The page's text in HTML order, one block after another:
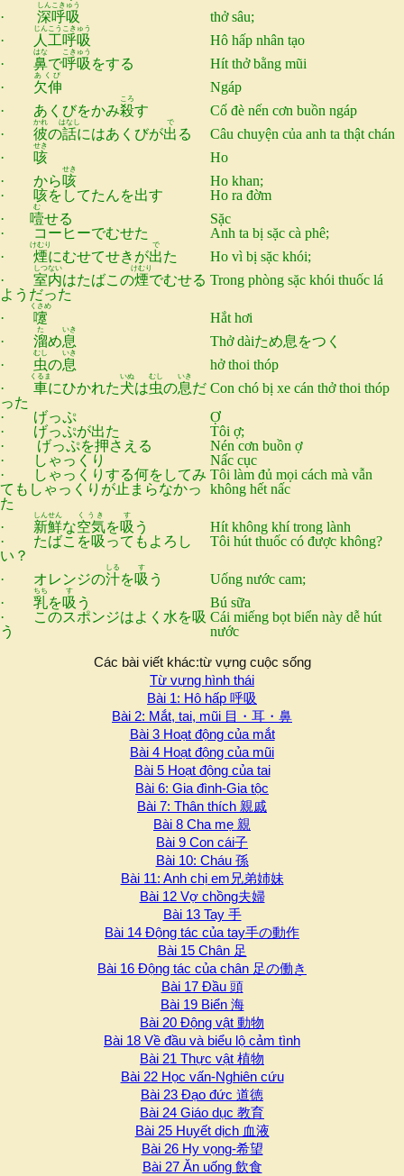
· 深呼吸
しんこきゅう
thở sâu;
·
人工呼吸
じんこうこきゅう
Hô hấp nhân tạo
· 鼻
はな
で呼吸
こきゅう
をする
Hít thở bằng mũi
· 欠伸
あくび
Ngáp
· あくびをかみ殺
ころ
す
Cố đè nến cơn buồn ngáp
· 彼
かれ
の話
はなし
にはあくびが出
で
る
Câu chuyện của anh ta thật chán
· 咳
せき
Ho
· から咳
せき
Ho khan;
· 咳をしてたんを出す
Ho ra đờm
· 噎
む
せる
Sặc
· コーヒーでむせた
Anh ta bị sặc cà phê;
· 煙
けむり
にむせてせきが出
で
た
Ho vì bị sặc khói;
· 室内
しつない
はたばこの煙
けむり
でむせる
ようだった
Trong phòng sặc khói thuốc lá
· 嚔
くさめ
Hắt hơi
· 溜
た
め息
いき
Thở dàiため息をつく
· 虫
むし
の息
いき
hở thoi thóp
· 車
くるま
にひかれた犬
いぬ
は虫
むし
の息
いき
だ
った
Con chó bị xe cán thở thoi thóp
· げっぷ
Ợ
· げっぷが出た
Tôi ợ;
· げっぷを押さえる
Nén cơn buồn ợ
· しゃっくり
Nấc cục
· しゃっくりする何をしてみ
てもしゃっくりが止まらなかっ
た
Tôi làm đủ mọi cách mà vẫn
không hết nấc
· 新鮮
しんせん
な空気
くうき
を吸
す
う
Hít không khí trong lành
· たばこを吸ってもよろし
い？
Tôi hút thuốc có được không?
· オレンジの汁
しる
を吸
す
う
Uống nước cam;
· 乳
ちち
を吸
す
う
Bú sữa
· このスポンジはよく水を吸
う
Cái miếng bọt biển này dễ hút
nước
Các bài viết khác:từ vựng cuộc sống
Từ vựng hình thái
Bài 1: Hô hấp 呼吸
Bài 2: Mắt, tai, mũi 目・耳・鼻
Bài 3 Hoạt động của mắt
Bài 4 Hoạt động của mũi
Bài 5 Hoạt động của tai
Bài 6: Gia đình-Gia tộc
Bài 7: Thân thích 親戚
Bài 8 Cha mẹ 親
Bài 9 Con cái子
Bài 10: Cháu 孫
Bài 11: Anh chị em兄弟姉妹
Bài 12 Vợ chồng夫婦
Bài 13 Tay 手
Bài 14 Động tác của tay手の動作
Bài 15 Chân 足
Bài 16 Động tác của chân 足の働き
Bài 17 Đầu 頭
Bài 19 Biển 海
Bài 20 Động vật 動物
Bài 18 Về đầu và biểu lộ cảm tình
Bài 21 Thực vật 植物
Bài 22 Học vấn-Nghiên cứu
Bài 23 Đạo đức 道徳
Bài 24 Giáo dục 教育
Bài 25 Huyết dịch 血液
Bài 26 Hy vọng-希望
Bài 27 Ăn uống 飲食